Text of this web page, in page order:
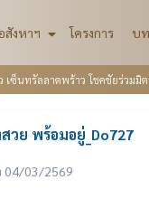
สังหาฯ โครงการ บ
ซ็นทรัลลาดพร้าว โชคชัยร่วมมิ
วย พร้อมอยู่_Do727
04/03/2569